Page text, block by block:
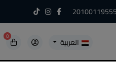
العربية 0